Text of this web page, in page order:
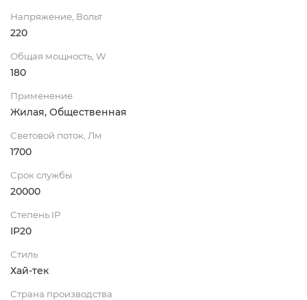
Напряжение, Вольт
220
Общая мощность, W
180
Применение
Жилая, Общественная
Световой поток, Лм
1700
Срок службы
20000
Степень IP
IP20
Стиль
Хай-тек
Страна производства